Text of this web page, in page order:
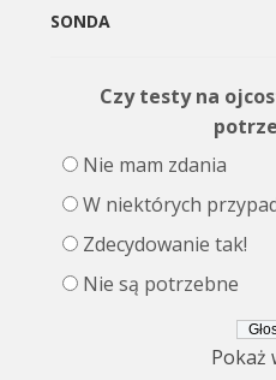
SONDA
Czy testy na
Nie mam zdania
W niektórych
Zdecydowanie tak!
Nie są potrzebne
Pokaż